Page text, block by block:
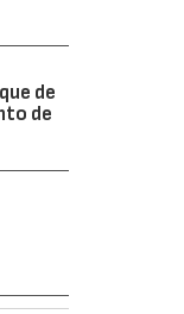
de
de